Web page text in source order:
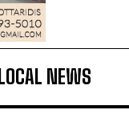
LOCAL NEWS